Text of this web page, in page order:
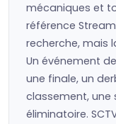
mécaniques et
référence
recherche, mais
Un événement
une finale, un
classement, une
éliminatoire.